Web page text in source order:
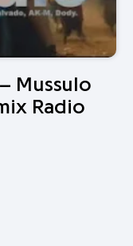
Mussulo
Radio